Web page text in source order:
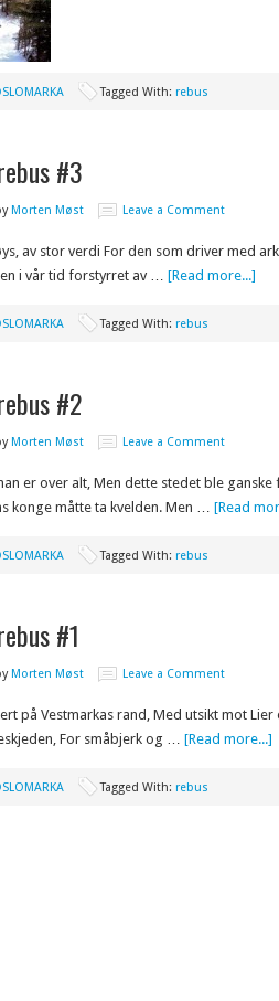
Tagged With: rebus
#3
Morten Møst Leave a Comment
av stor verdi For den som driver med
i vår tid forstyrret av … [Read more...]
Tagged With: rebus
#2
Morten Møst Leave a Comment
er over alt, Men dette stedet ble
konge måtte ta kvelden. Men … [Read
Tagged With: rebus
#1
Morten Møst Leave a Comment
på Vestmarkas rand, Med utsikt mot
For småbjerk og … [Read more...]
Tagged With: rebus